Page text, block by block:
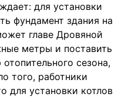
для установки
фундамент здания на
главе Дровяной
метры и поставить
сезона,
того, работники
для установки котлов